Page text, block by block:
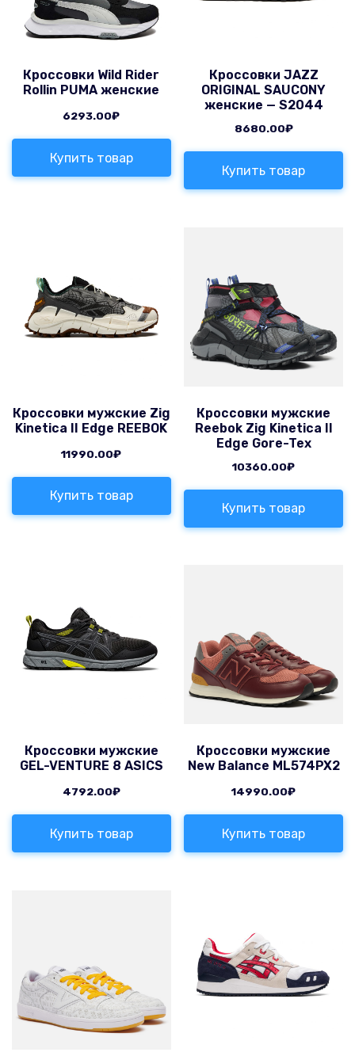
Кроссовки Wild Rider
Rollin PUMA женские
6293.00₽
Купить товар
Кроссовки JAZZ
ORIGINAL SAUCONY
женские — S2044
8680.00₽
Купить товар
Кроссовки мужские Zig
Kinetica II Edge REEBOK
11990.00₽
Купить товар
Кроссовки мужские
Reebok Zig Kinetica II
Edge Gore-Tex
10360.00₽
Купить товар
Кроссовки мужские
GEL-VENTURE 8 ASICS
4792.00₽
Купить товар
Кроссовки мужские
New Balance ML574PX2
14990.00₽
Купить товар